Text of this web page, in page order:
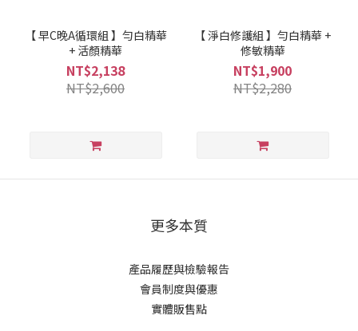
【 早C晚A循環組 】勻白精華
+ 活顏精華
NT$2,138
NT$2,600
【 淨白修護組 】勻白精華 +
修敏精華
NT$1,900
NT$2,280
更多本質
產品履歷與檢驗報告
會員制度與優惠
實體販售點